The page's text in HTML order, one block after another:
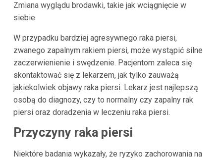
Zmiana wyglądu brodawki, takie jak wciągnięcie w
siebie
W przypadku bardziej agresywnego raka piersi,
zwanego zapalnym rakiem piersi, może wystąpić silne
zaczerwienienie i swędzenie. Pacjentom zaleca się
skontaktować się z lekarzem, jak tylko zauważą
jakiekolwiek objawy raka piersi. Lekarz jest najlepszą
osobą do diagnozy, czy to normalny czy zapalny rak
piersi oraz doradzenia w leczeniu raka piersi.
Przyczyny raka piersi
Niektóre badania wykazały, że ryzyko zachorowania na